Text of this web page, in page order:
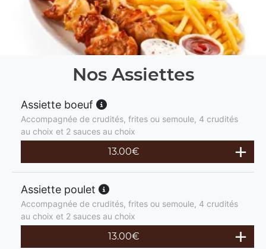
Nos Assiettes
Assiette boeuf
Accompagnée de crudités, frites ou semoule, 4 crudités
au choix et 2 sauces au choix
13.00€
Assiette poulet
Accompagnée de crudités, frites ou semoule, 4 crudités
au choix et 2 sauces au choix
13.00€